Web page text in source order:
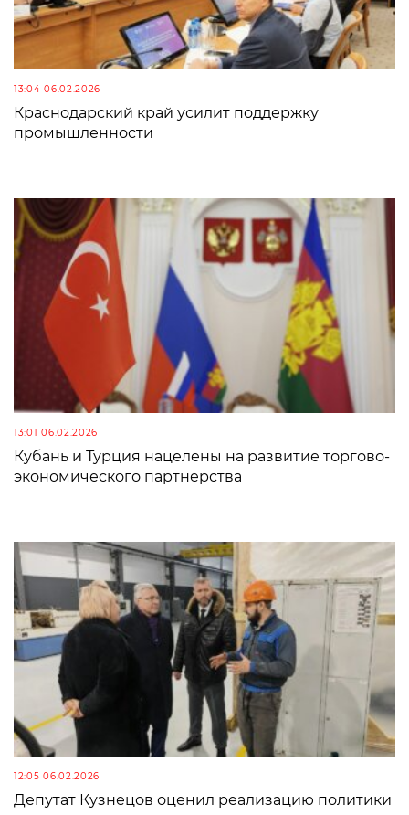
13:04 06.02.2026
Краснодарский край усилит поддержку
промышленности
13:01 06.02.2026
Кубань и Турция нацелены на развитие торгово-
экономического партнерства
12:05 06.02.2026
Депутат Кузнецов оценил реализацию политики